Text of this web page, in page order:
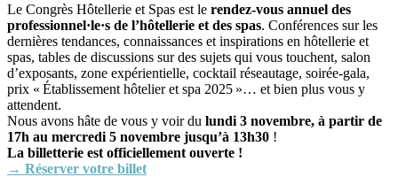
Le Congrès Hôtellerie et Spas est le rendez-vous annuel des
professionnel·le·s de l’hôtellerie et des spas. Conférences sur les
dernières tendances, connaissances et inspirations en hôtellerie et
spas, tables de discussions sur des sujets qui vous touchent, salon
d’exposants, zone expérientielle, cocktail réseautage, soirée-gala,
prix « Établissement hôtelier et spa 2025 »… et bien plus vous y
attendent.
Nous avons hâte de vous y voir du lundi 3 novembre, à partir de
17h au mercredi 5 novembre jusqu’à 13h30 !
La billetterie est officiellement ouverte !
→ Réserver votre billet